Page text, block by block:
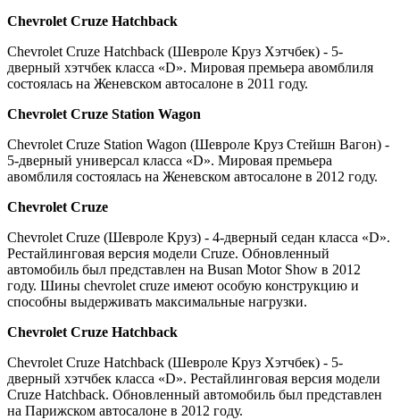
Chevrolet Cruze Hatchback
Chevrolet Cruze Hatchback (Шевроле Круз Хэтчбек) - 5-
дверный хэтчбек класса «D». Мировая премьера авомблиля
состоялась на Женевском автосалоне в 2011 году.
Chevrolet Cruze Station Wagon
Chevrolet Cruze Station Wagon (Шевроле Круз Стейшн Вагон) -
5-дверный универсал класса «D». Мировая премьера
авомблиля состоялась на Женевском автосалоне в 2012 году.
Chevrolet Cruze
Chevrolet Cruze (Шевроле Круз) - 4-дверный седан класса «D».
Рестайлинговая версия модели Cruze. Обновленный
автомобиль был представлен на Busan Motor Show в 2012
году. Шины chevrolet cruze имеют особую конструкцию и
способны выдерживать максимальные нагрузки.
Chevrolet Cruze Hatchback
Chevrolet Cruze Hatchback (Шевроле Круз Хэтчбек) - 5-
дверный хэтчбек класса «D». Рестайлинговая версия модели
Cruze Hatchback. Обновленный автомобиль был представлен
на Парижском автосалоне в 2012 году.